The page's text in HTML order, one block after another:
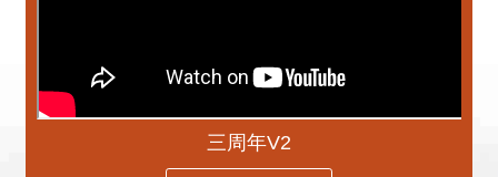
三周年V2